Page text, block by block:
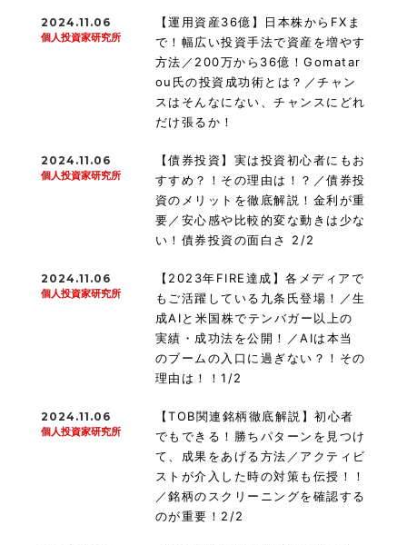
2024.11.06
個人投資家研究所
【運用資産36億】日本株からFXま
で！幅広い投資手法で資産を増やす
方法／200万から36億！Gomatar
ou氏の投資成功術とは？／チャン
スはそんなにない、チャンスにどれ
だけ張るか！
2024.11.06
個人投資家研究所
【債券投資】実は投資初心者にもお
すすめ？！その理由は！？／債券投
資のメリットを徹底解説！金利が重
要／安心感や比較的変な動きは少な
い！債券投資の面白さ 2/2
2024.11.06
個人投資家研究所
【2023年FIRE達成】各メディアで
もご活躍している九条氏登場！／生
成AIと米国株でテンバガー以上の
実績・成功法を公開！／AIは本当
のブームの入口に過ぎない？！その
理由は！！1/2
2024.11.06
個人投資家研究所
【TOB関連銘柄徹底解説】初心者
でもできる！勝ちパターンを見つけ
て、成果をあげる方法／アクティビ
ストが介入した時の対策も伝授！！
／銘柄のスクリーニングを確認する
のが重要！2/2